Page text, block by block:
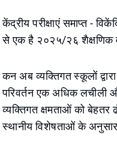
केंद्रीय परीक्षाएं समाप्त -
से एक है २०२५/२६ शैक्षणिक
कन अब व्यक्तिगत स्कूलों
परिवर्तन एक अधिक लचीली
व्यक्तिगत क्षमताओं को बेहतर
स्थानीय विशेषताओं के